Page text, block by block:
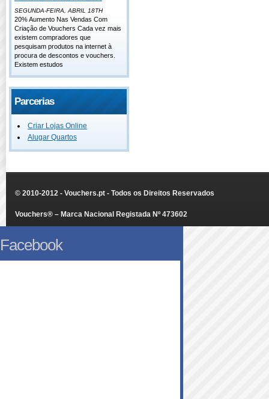
SEGUNDA-FEIRA, ABRIL 18TH
20% Aumento Nas Vendas Com
Criação de Vouchers Cada vez mais
existem compradores que
pesquisam produtos na internet à
procura de descontos e vouchers.
Existem estudos
Parcerias
Criar Lojas Online
Alugar Quartos
© 2010-2012 - Vouchers.pt - Todos os Direitos Reservados
Vouchers® – Marca Nacional Registada Nº 473602
Facebook